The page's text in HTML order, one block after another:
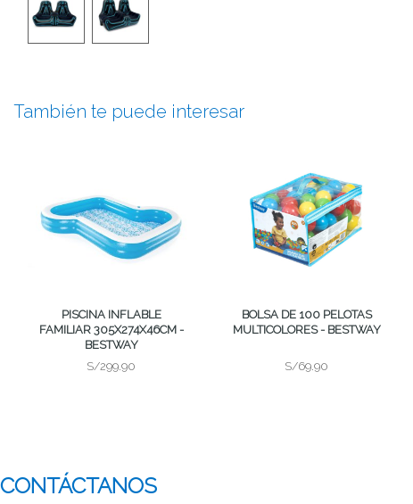
También te puede interesar
PISCINA INFLABLE
FAMILIAR 305X274X46CM -
BESTWAY
S/299.90
BOLSA DE 100 PELOTAS
MULTICOLORES - BESTWAY
S/69.90
CONTÁCTANOS